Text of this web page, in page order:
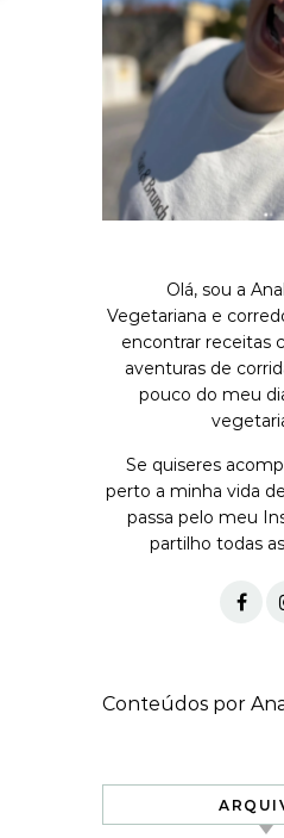
Olá, sou a
Vegetariana e
encontrar receitas
aventuras de
pouco do meu
Se quiseres
perto a minha vida
passa pelo meu
partilho todas
Conteúdos por